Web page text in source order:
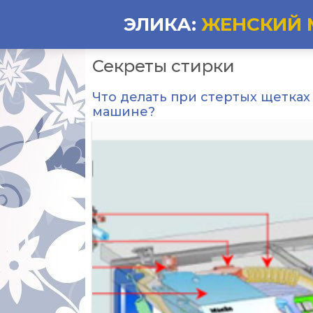
ЭЛИКА: ЖЕНСКИЙ
Секреты стирки
Что делать при стертых
машине?